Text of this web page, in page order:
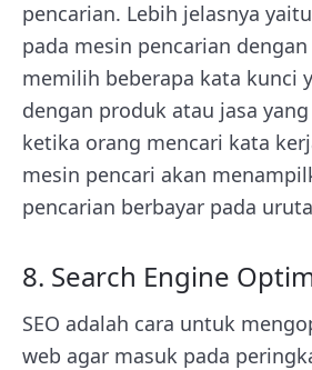
pencarian. Lebih jelasnya
pada mesin pencarian
memilih beberapa kata kunci
dengan produk atau jasa
ketika orang mencari kata
mesin pencari akan
pencarian berbayar pada
8. Search Engine
SEO adalah cara untuk
web agar masuk pada